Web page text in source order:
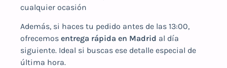
cualquier ocasión
Además, si haces tu pedido antes de las 13:00,
ofrecemos entrega rápida en Madrid al día
siguiente. Ideal si buscas ese detalle especial de
última hora.